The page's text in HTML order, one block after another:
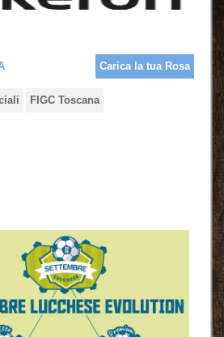
Carica la tua Rosa
FIGC Toscana